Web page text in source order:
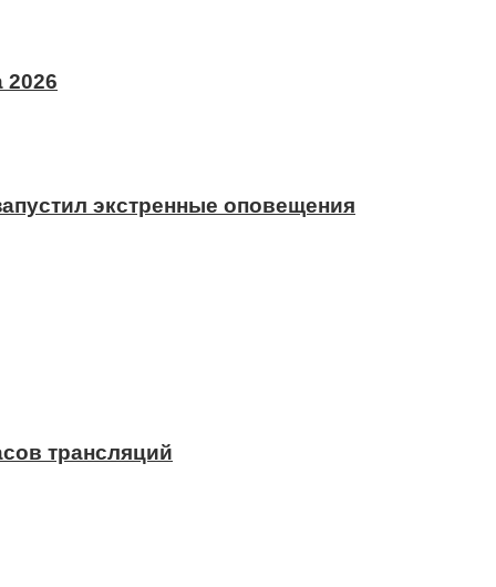
2026
экстренные оповещения
трансляций